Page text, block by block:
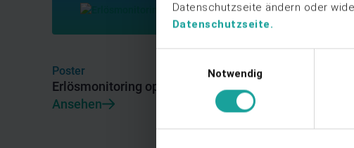
Datenschutzseite ändern oder
Datenschutzseite.
Notwendig
Poster
Erlösmonitoring optimieren mit opti.node Cockpit
Ansehen